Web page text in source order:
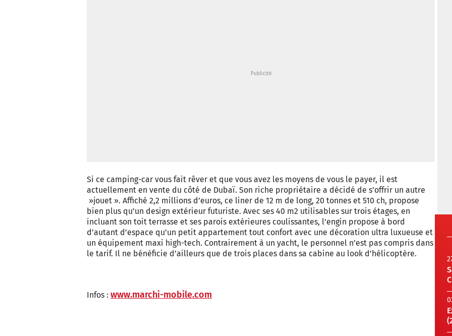
Si ce camping-car vous fait rêver et que vous avez les moyens de vous le payer, il est
actuellement en vente du côté de Dubaï. Son riche propriétaire a décidé de s’offrir un autre
»jouet ». Affiché 2,2 millions d’euros, ce liner de 12 m de long, 20 tonnes et 510 ch, propose
bien plus qu’un design extérieur futuriste. Avec ses 40 m2 utilisables sur trois étages, en
incluant son toit terrasse et ses parois extérieures coulissantes, l’engin propose à bord
d’autant d’espace qu’un petit appartement tout confort avec une décoration ultra luxueuse et
un équipement maxi high-tech. Contrairement à un yacht, le personnel n’est pas compris dans
le tarif. Il ne bénéficie d’ailleurs que de trois places dans sa cabine au look d’hélicoptère.
Infos : www.marchi-mobile.com